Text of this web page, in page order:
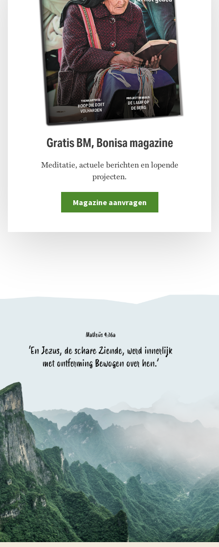
Gratis BM, Bonisa magazine
Meditatie, actuele berichten en lopende
projecten.
Magazine aanvragen